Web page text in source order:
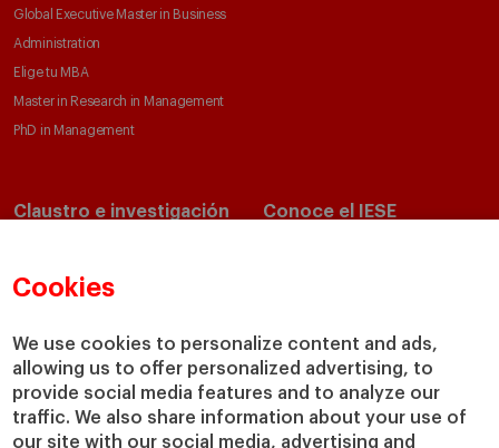
Cookies
We use cookies to personalize content and ads,
allowing us to offer personalized advertising, to
provide social media features and to analyze our
traffic. We also share information about your use of
our site with our social media, advertising and
Global Executive Master in Business
Administration
Elige tu MBA
Master in Research in Management
PhD in Management
Claustro e investigación
Departamentos académicos
Cátedras
IESE Insight
IESE Publishing
Conoce el IESE
Nuestro impacto
Colabora con el IESE
Servicios